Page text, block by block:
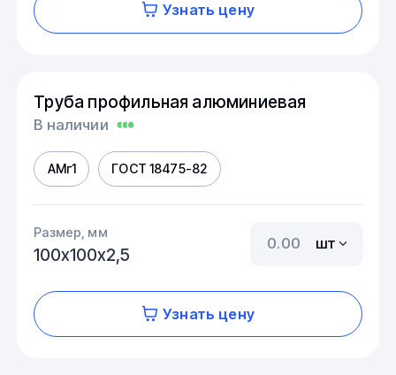
Узнать цену
Труба профильная алюминиевая
В наличии
АМг1 ГОСТ 18475-82
Размер, мм
100х100х2,5
шт
Узнать цену